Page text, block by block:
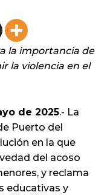
la importancia de
la violencia en el
de 2025.- La
Puerto del
en la que
del acoso
y reclama
educativas y